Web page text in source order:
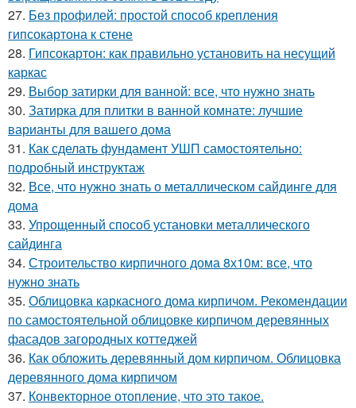
27. Без профилей: простой способ крепления
гипсокартона к стене
28. Гипсокартон: как правильно установить на несущий
каркас
29. Выбор затирки для ванной: все, что нужно знать
30. Затирка для плитки в ванной комнате: лучшие
варианты для вашего дома
31. Как сделать фундамент УШП самостоятельно:
подробный инструктаж
32. Все, что нужно знать о металлическом сайдинге для
дома
33. Упрощенный способ установки металлического
сайдинга
34. Строительство кирпичного дома 8х10м: все, что
нужно знать
35. Облицовка каркасного дома кирпичом. Рекомендации
по самостоятельной облицовке кирпичом деревянных
фасадов загородных коттеджей
36. Как обложить деревянный дом кирпичом. Облицовка
деревянного дома кирпичом
37. Конвекторное отопление, что это такое.